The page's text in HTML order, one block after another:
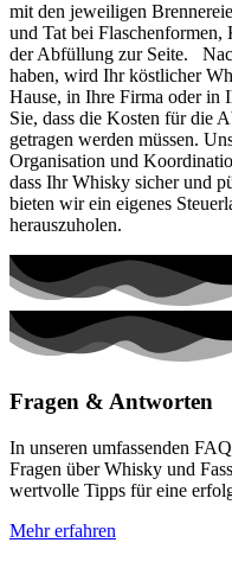
mit den jeweiligen
und Tat bei Flaschenformen,
der Abfüllung zur Seite.
haben, wird Ihr köstlicher
Hause, in Ihre Firma oder in
Sie, dass die Kosten für die
getragen werden müssen.
Organisation und
dass Ihr Whisky sicher und
bieten wir ein eigenes
herauszuholen.
Fragen & Antworten
In unseren umfassenden
Fragen über Whisky und
wertvolle Tipps für eine
Mehr erfahren